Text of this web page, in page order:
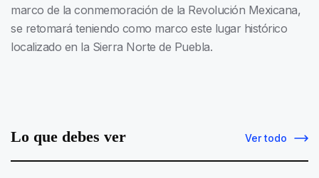
marco de la conmemoración de la Revolución Mexicana,
se retomará teniendo como marco este lugar histórico
localizado en la Sierra Norte de Puebla.
Lo que debes ver Ver todo